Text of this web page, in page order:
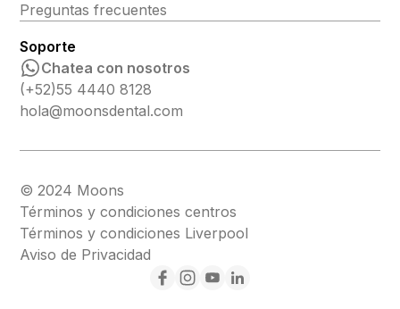
Preguntas frecuentes
Soporte
Chatea con nosotros
(+52)55 4440 8128
hola@moonsdental.com
© 2024 Moons
Términos y condiciones centros
Términos y condiciones Liverpool
Aviso de Privacidad